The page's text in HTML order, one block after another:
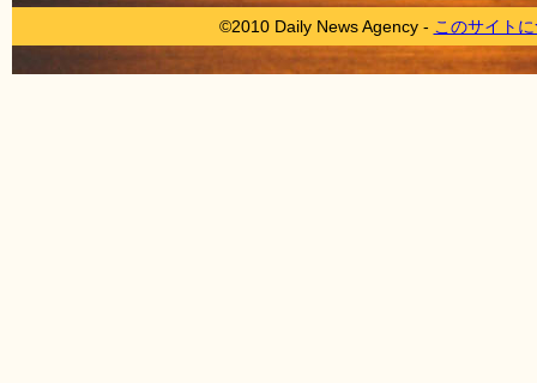
©2010 Daily News Agency - このサイト